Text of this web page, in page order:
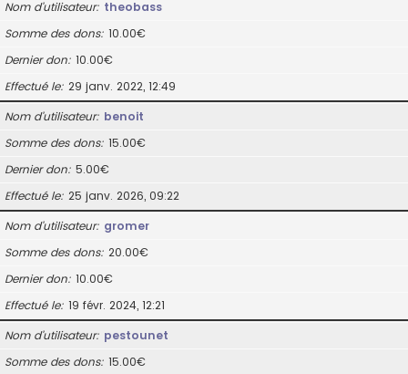
Nom d’utilisateur theobass
Somme des dons 10.00€
Dernier don 10.00€
Effectué le 29 janv. 2022, 12:49
Nom d’utilisateur benoit
Somme des dons 15.00€
Dernier don 5.00€
Effectué le 25 janv. 2026, 09:22
Nom d’utilisateur gromer
Somme des dons 20.00€
Dernier don 10.00€
Effectué le 19 févr. 2024, 12:21
Nom d’utilisateur pestounet
Somme des dons 15.00€